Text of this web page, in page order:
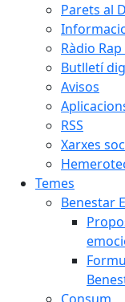
Parets al
Ràdio
Butlletí
Avisos
RSS
Xarxes
Temes
Benestar